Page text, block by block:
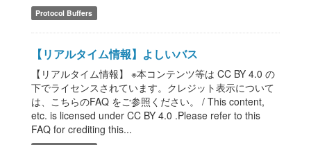
Protocol Buffers
【リアルタイム情報】よしいバス
【リアルタイム情報】 ※本コンテンツ等は CC BY 4.0 の
下でライセンスされています。クレジット表示について
は、こちらのFAQ をご参照ください。 / This content,
etc. is licensed under CC BY 4.0 .Please refer to this
FAQ for crediting this...